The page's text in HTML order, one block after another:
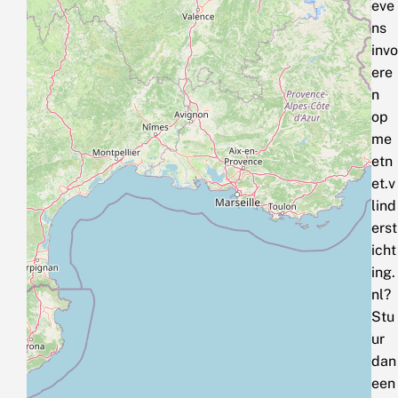
eve
ns
invo
ere
n
op
me
etn
et.v
lind
erst
icht
ing.
nl?
Stu
ur
dan
een